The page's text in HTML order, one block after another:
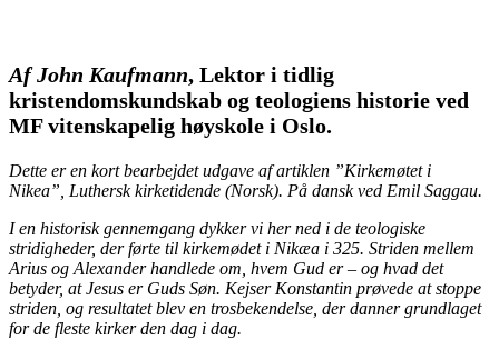
Af John Kaufmann, Lektor i tidlig
kristendomskundskab og teologiens historie ved
MF vitenskapelig høyskole i Oslo.
Dette er en kort bearbejdet udgave af artiklen ”Kirkemøtet i
Nikea”, Luthersk kirketidende (Norsk). På dansk ved Emil Saggau.
I en historisk gennemgang dykker vi her ned i de teologiske
stridigheder, der førte til kirkemødet i Nikæa i 325. Striden mellem
Arius og Alexander handlede om, hvem Gud er – og hvad det
betyder, at Jesus er Guds Søn. Kejser Konstantin prøvede at stoppe
striden, og resultatet blev en trosbekendelse, der danner grundlaget
for de fleste kirker den dag i dag.